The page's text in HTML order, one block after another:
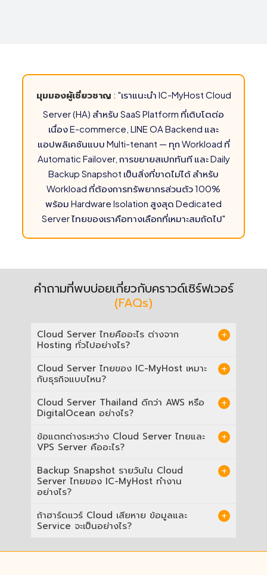
Dual-Site Server Backup 100GB
(TH+SG)
Dual-Site Server Backup 500GB
(TH+SG)
1,800
฿
Direct Admin Control Panel
350 ฿
Windows Web Server 2008 R2
800 ฿
฿
Windows Server Standard 2012
1,200
Windows Server Standard 2012 R2
1,200
Windows Server Standard 2016
1,200
Windows Server Standard 2022
1,200
Windows Server Standard 2016 (non-
License, Customer License)
0 ฿
Windows Server Standard 2019 (non-
License, Customer License)
0 ฿
Windows Server Standard 2022
0 ฿
มุมมองผู้เชี่ยวชาญ : "เราแนะนำ IC-MyHost Cloud
Server (HA) สำหรับ SaaS Platform ที่เติบโตต่อ
เนื่อง E-commerce, LINE OA Backend และ
แอปพลิเคชันแบบ Multi-tenant — ทุก Workload ที่
Automatic Failover, การขยายสเปกทันที และ Daily
Backup Snapshot เป็นสิ่งที่ขาดไม่ได้ สำหรับ
Workload ที่ต้องการทรัพยากรส่วนตัว 100%
พร้อม Hardware Isolation สูงสุด Dedicated
Server ไทยของเราคือทางเลือกที่เหมาะสมถัดไป"
คำถามที่พบบ่อยเกี่ยวกับคราวด์เซิร์ฟเวอร์
(FAQs)
Cloud Server ไทยคืออะไร ต่างจาก
Hosting ทั่วไปอย่างไร?
Cloud Server แยก Computing Layer ออกจาก
Storage Layer — Physical Node หลายเครื่อง
ทำงานร่วมกันเป็น High Availability Cluster หาก
คุณย้ายไปยัง Node ที่ปกติโดยอัตโนมัติ แทบ
ไม่มีการหยุดชะงัก แตกต่างจาก Web Hosting
Service หยุดทันที IC-MyHost Cloud Server
รันบน SSD SAN Storage ที่ CAT-IDC Data
Cloud Server ไทยของ IC-MyHost เหมาะ
กับธุรกิจแบบไหน?
IC-MyHost Cloud Server เหมาะสำหรับ SaaS
Platform, E-commerce, LINE OA Backend,
แอปพลิเคชัน Multi-tenant และทุก System ที่
สิ่งสำคัญ สถาปัตยกรรม HA Cluster การันตีว่า
Service ออนไลน์ต่อเนื่องแม้ในช่วงบำรุงรักษา
ส่วนตัว 100% เช่น Database ขนาดใหญ่หรือ
High-compliance System — Dedicated
Server ไทยคือทางเลือกถัดไป
Cloud Server Thailand ดีกว่า AWS หรือ
DigitalOcean อย่างไร?
สำหรับธุรกิจที่ให้บริการผู้ใช้ในไทยและอาเซียน —
ดีกว่าในแง่ Latency ต่ำกว่ามากไปยัง ISP ไทย
(AIS, True, TOT, 3BB) และข้อมูลเก็บใน 100%
หรือ DigitalOcean เก็บข้อมูลในต่างประเทศโดย
Default ซึ่งอาจมีปัญหา PDPA Data Residency
IC-MyHost มีวิศวกรไทยรับโทรศัพท์และ LINE ได้
ใหญ่ไม่สามารถทำได้
ข้อแตกต่างระหว่าง Cloud Server ไทยและ
VPS Server คืออะไร?
VPS รันบน Physical Node เดียว — Node มี
ปัญหาฮาร์ดแวร์ Service หยุดจนกว่าจะกู้คืนด้วย
มือ IC-MyHost Cloud Server รันบน HA
Cluster หลายโหนดพร้อม SSD SAN Storage:
อัตโนมัติ ไม่ใช่ Service หยุด Cloud Server Plan
ยังปรับเพิ่ม CPU, RAM และ Disk ได้ทันทีโดยไม่มี
ย้อนหลัง 7 วัน ซึ่ง VPS ปกติไม่มี
Backup Snapshot รายวันใน Cloud
Server ไทยของ IC-MyHost ทำงาน
อย่างไร?
IC-MyHost Cloud Server สร้าง Snapshot เต็ม
รูปแบบของ Virtual Server ทุกวันอัตโนมัติ เก็บ
ย้อนหลัง 7 Snapshot ล่าสุด หากต้องการ
โดยไม่ตั้งใจ สามารถ Restore จาก Snapshot
ถ้าฮาร์ดแวร์ Cloud เสียหาย ข้อมูลและ
Service จะเป็นอย่างไร?
Virtual Server ไปยัง Node ที่ปกติในคลัสเตอร์